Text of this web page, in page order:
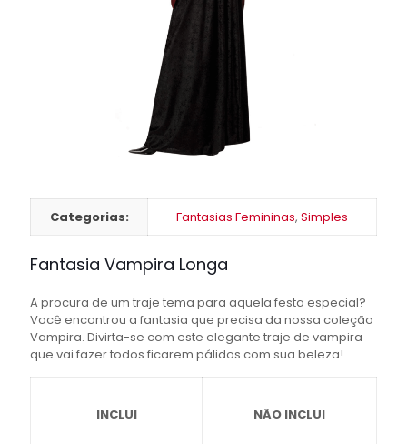
Categorias: Fantasias Femininas, Simples
Fantasia Vampira Longa
A procura de um traje tema para aquela festa especial?
Você encontrou a fantasia que precisa da nossa coleção
Vampira. Divirta-se com este elegante traje de vampira
que vai fazer todos ficarem pálidos com sua beleza!
INCLUI NÃO INCLUI